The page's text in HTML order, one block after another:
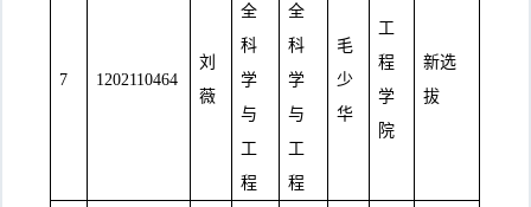
7 1202110464
刘
薇
全
科
学
与
工
程
全
科
学
与
工
程
毛
少
华
工
程
学
院
新选
拔